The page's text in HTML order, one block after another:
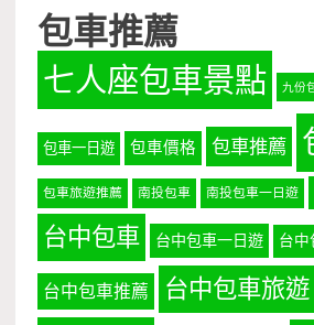
包車推薦
七人座包車景點 九份
包車一日遊 包車價格 包車推薦
包車旅遊推薦 南投包車 南投包車一日遊
台中包車 台中包車一日遊 台中
台中包車推薦 台中包車旅遊